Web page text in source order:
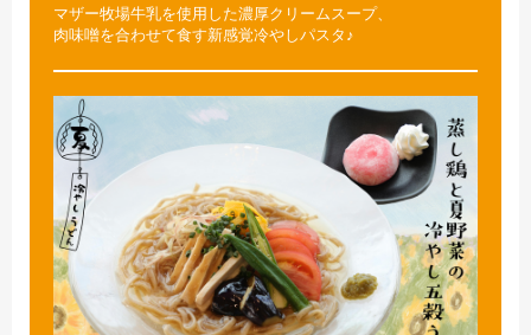
マザー牧場牛乳を使用した濃厚クリームスープ、
肉味噌を合わせて食す新感覚冷やしパスタ♪